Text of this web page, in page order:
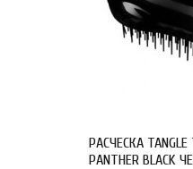
РАСЧЕСКА TANGLE
PANTHER BLACK